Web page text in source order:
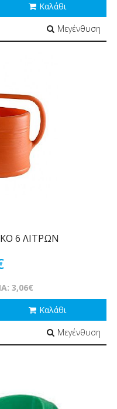
Καλάθι
Μεγένθυση
6 ΛΙΤΡΩΝ
3,06€
Καλάθι
Μεγένθυση